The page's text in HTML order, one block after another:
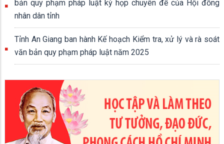
bản quy phạm pháp luật kỳ họp chuyên để của Hội đồng
nhân dân tỉnh
Tỉnh An Giang ban hành Kế hoạch Kiểm tra, xử lý và rà soát
văn bản quy phạm pháp luật năm 2025